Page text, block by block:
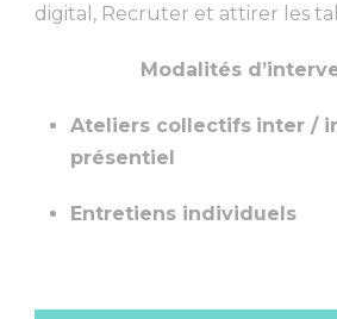
digital, Recruter et attirer les
Modalités
Ateliers collectifs inter /
présentiel
Entretiens individuels